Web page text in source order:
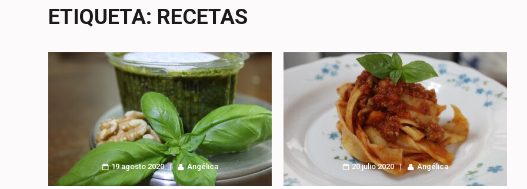
ETIQUETA: RECETAS
19 agosto 2020 Angélica 20 julio 2020 Angélica